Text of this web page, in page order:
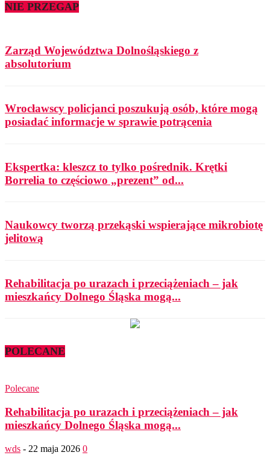
NIE PRZEGAP
Zarząd Województwa Dolnośląskiego z
absolutorium
Wrocławscy policjanci poszukują osób, które mogą
posiadać informacje w sprawie potrącenia
Ekspertka: kleszcz to tylko pośrednik. Krętki
Borrelia to częściowo „prezent” od...
Naukowcy tworzą przekąski wspierające mikrobiotę
jelitową
Rehabilitacja po urazach i przeciążeniach – jak
mieszkańcy Dolnego Śląska mogą...
POLECANE
Polecane
Rehabilitacja po urazach i przeciążeniach – jak
mieszkańcy Dolnego Śląska mogą...
wds - 22 maja 2026 0